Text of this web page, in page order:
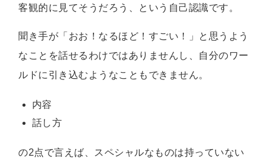
客観的に見てそうだろう、という自己認識です。
聞き手が「おお！なるほど！すごい！」と思うよう
なことを話せるわけではありませんし、自分のワー
ルドに引き込むようなこともできません。
内容
話し方
の2点で言えば、スペシャルなものは持っていない